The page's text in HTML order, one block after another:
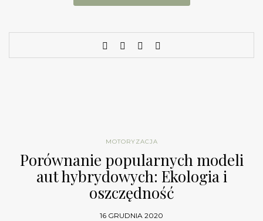
MOTORYZACJA
Porównanie popularnych modeli
aut hybrydowych: Ekologia i
oszczędność
16 GRUDNIA 2020